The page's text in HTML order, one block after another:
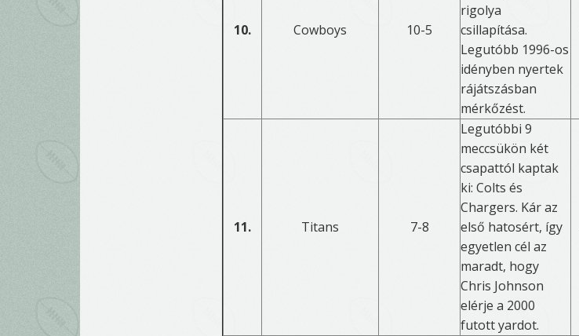
10. Cowboys 10-5
rigolya
csillapítása.
Legutóbb 1996-os
idényben nyertek
rájátszásban
mérkőzést.
11. Titans 7-8
Legutóbbi 9
meccsükön két
csapattól kaptak
ki: Colts és
Chargers. Kár az
első hatosért, így
egyetlen cél az
maradt, hogy
Chris Johnson
elérje a 2000
futott yardot.